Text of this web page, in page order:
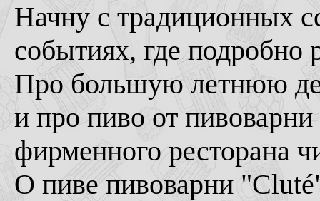
Начну с традиционных
событиях, где подробно
Про большую летнюю
и про пиво от
фирменного ресторана
О пиве пивоварни